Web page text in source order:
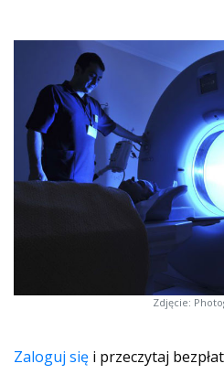
Zdjęcie:
Zaloguj się i przeczytaj